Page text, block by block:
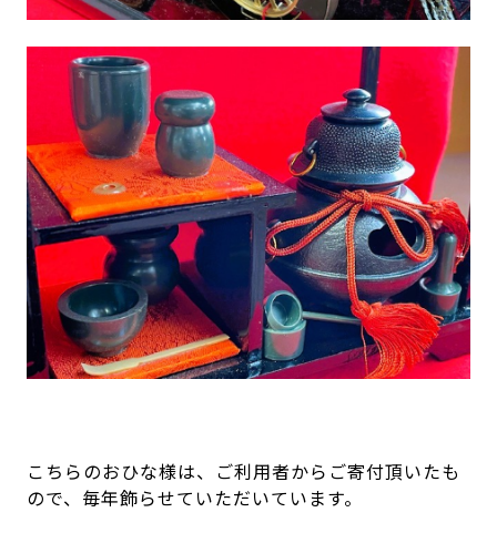
こちらのおひな様は、ご利用者からご寄付頂いたも
ので、毎年飾らせていただいています。